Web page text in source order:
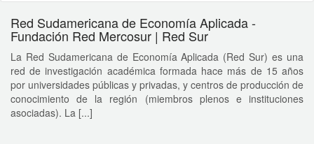
Red Sudamericana de Economía Aplicada -
Fundación Red Mercosur | Red Sur
La Red Sudamericana de Economía Aplicada (Red Sur) es una
red de investigación académica formada hace más de 15 años
por universidades públicas y privadas, y centros de producción de
conocimiento de la región (miembros plenos e instituciones
asociadas). La [...]